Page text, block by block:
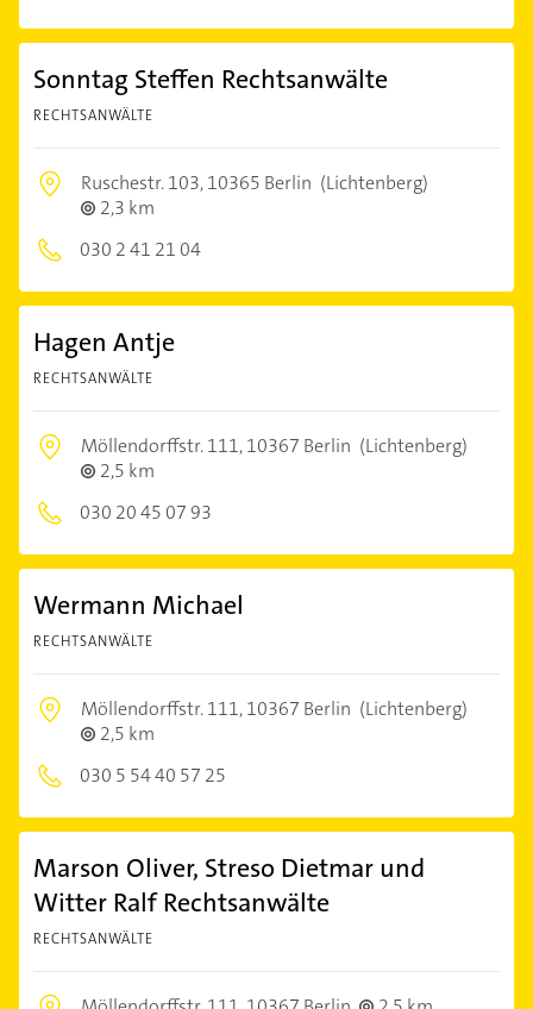
Sonntag Steffen Rechtsanwälte
RECHTSANWÄLTE
Ruschestr. 103,10365 Berlin (Lichtenberg)
2,3 km
030 2 41 21 04
Hagen Antje
RECHTSANWÄLTE
Möllendorffstr. 111,10367 Berlin (Lichtenberg)
2,5 km
030 20 45 07 93
Wermann Michael
RECHTSANWÄLTE
Möllendorffstr. 111,10367 Berlin (Lichtenberg)
2,5 km
030 5 54 40 57 25
Marson Oliver, Streso Dietmar und
Witter Ralf Rechtsanwälte
RECHTSANWÄLTE